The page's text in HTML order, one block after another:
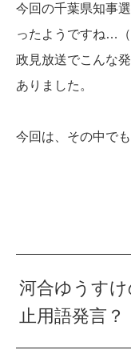
今回の千葉県知事
ったようですね…（
政見放送でこんな
ありました。
今回は、その中で
河合ゆうす
止用語発言？